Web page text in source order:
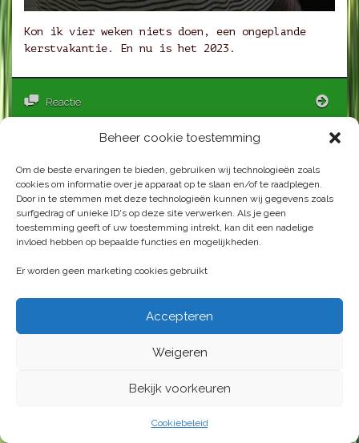
Beheer cookie toestemming
Om de beste ervaringen te bieden, gebruiken wij technologieën zoals
cookies om informatie over je apparaat op te slaan en/of te raadplegen.
Door in te stemmen met deze technologieën kunnen wij gegevens zoals
surfgedrag of unieke ID's op deze site verwerken. Als je geen
toestemming geeft of uw toestemming intrekt, kan dit een nadelige
invloed hebben op bepaalde functies en mogelijkheden.
Er worden geen marketing cookies gebruikt
Accepteren
Weigeren
Bekijk voorkeuren
Cookiebeleid
Kon ik vier weken niets doen, een ongeplande
kerstvakantie. En nu is het 2023.
Reactie
Geplaatst op1 december 2022 byellenbruijs
De tweede helft: voorbereiding.
Ik kan niet meteen door met de andere
materiaal liggen. Dus eerst maar weer
prepareren, dat wil zeggen: jute op strengen
winden; dan wassen in wasmiddel; dan wassen in
keer, om het vet er nog verder uit te halen, dat
keer voor goed geel, en eventueel nog een keer
beslag. Ik trek nooit alle kleur uit het